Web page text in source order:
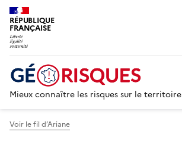
RÉPUBLIQUE
FRANÇAISE
Mieux connaître les risques sur le territoire
Voir le fil d’Ariane